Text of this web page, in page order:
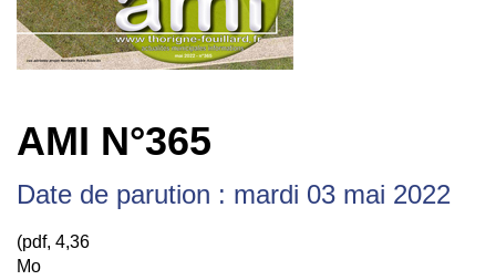
AMI N°365
Date de parution : mardi 03 mai 2022
(pdf, 4,36
Mo